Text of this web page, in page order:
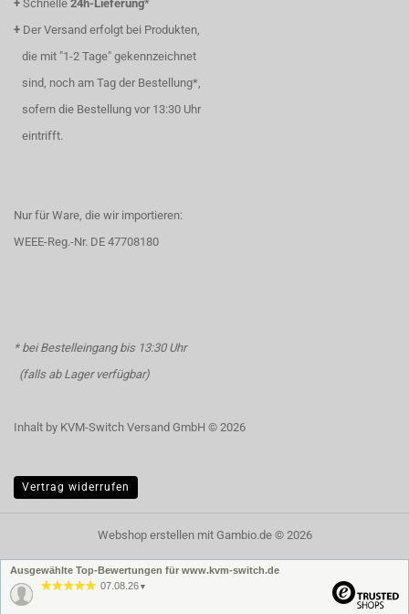
+ Schnelle 24h-Lieferung*
+ Der Versand erfolgt bei Produkten,
die mit "1-2 Tage" gekennzeichnet
sind, noch am Tag der Bestellung*,
sofern die Bestellung vor 13:30 Uhr
eintrifft.
Nur für Ware, die wir importieren:
WEEE-Reg.-Nr. DE 47708180
* bei Bestelleingang bis 13:30 Uhr
(falls ab Lager verfügbar)
Inhalt by KVM-Switch Versand GmbH © 2026
Vertrag widerrufen
Webshop erstellenmit Gambio.de © 2026
Ausgewählte Top-Bewertungen für www.kvm-switch.de
07.08.26 ▼